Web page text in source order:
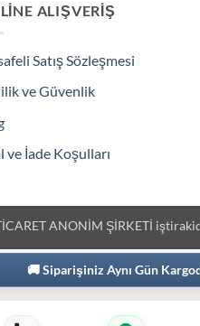
ALIŞVERIŞ
Satış Sözleşmesi
ve Güvenlik
ve İade Koşulları
ANONİM ŞİRKETİ
🚚 Siparişiniz Aynı Gün